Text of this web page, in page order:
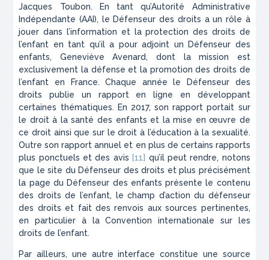
Jacques Toubon. En tant qu’Autorité Administrative
Indépendante (AAI), le Défenseur des droits a un rôle à
jouer dans l’information et la protection des droits de
l’enfant en tant qu’il a pour adjoint un Défenseur des
enfants, Geneviève Avenard, dont la mission est
exclusivement la défense et la promotion des droits de
l’enfant en France. Chaque année le Défenseur des
droits publie un rapport en ligne en développant
certaines thématiques. En 2017, son rapport portait sur
le droit à la santé des enfants et la mise en œuvre de
ce droit ainsi que sur le droit à l’éducation à la sexualité.
Outre son rapport annuel et en plus de certains rapports
plus ponctuels et des avis [11] qu’il peut rendre, notons
que le site du Défenseur des droits et plus précisément
la page du Défenseur des enfants présente le contenu
des droits de l’enfant, le champ d’action du défenseur
des droits et fait des renvois aux sources pertinentes,
en particulier à la Convention internationale sur les
droits de l’enfant.
Par ailleurs, une autre interface constitue une source